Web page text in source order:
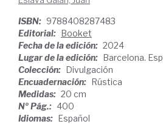
ISBN: 9788408287483
Editorial: Booket
Fecha de la edición: 2024
Lugar de la edición: Barcelona.
Colección: Divulgación
Encuadernación: Rústica
Medidas: 20 cm
Nº Pág.: 400
Idiomas: Español